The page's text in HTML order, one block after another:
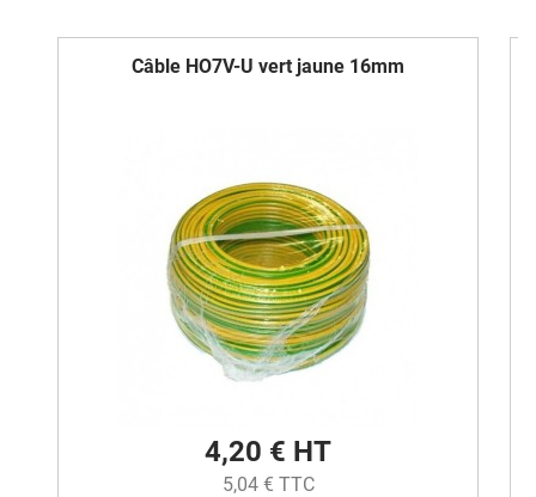
Câble HO7V-U vert jaune 16mm
4,20 € HT
5,04 € TTC